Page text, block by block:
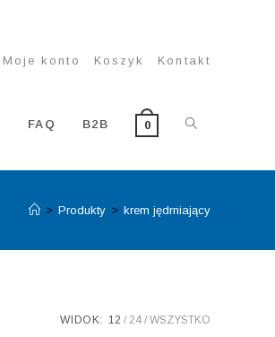
Moje konto Koszyk Kontakt
FAQ B2B 0 TOGGLE
WEBSITE
> Produkty > krem jędrniający
WIDOK: 12 24 WSZYSTKO